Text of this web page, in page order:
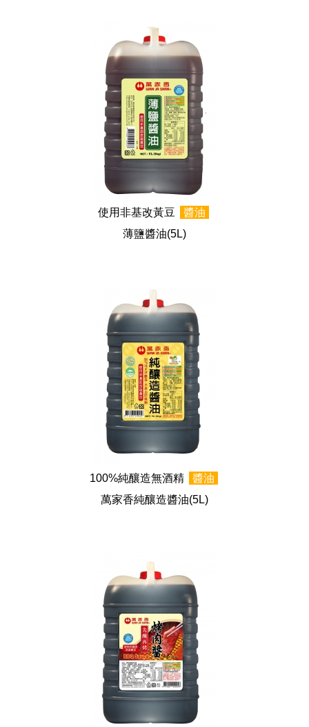
使用非基改黃豆
醬油
薄鹽醬油(5L)
100%純釀造無酒精
醬油
萬家香純釀造醬油(5L)